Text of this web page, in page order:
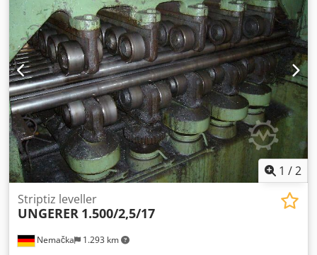
1 /2
Nemačka 1.293 km
Striptiz leveller
UNGERER 1.500/2,5/17